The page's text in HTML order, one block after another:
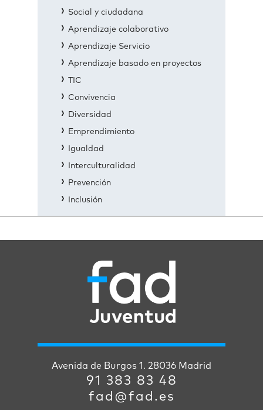
Social y ciudadana
Aprendizaje colaborativo
Aprendizaje Servicio
Aprendizaje basado en proyectos
TIC
Convivencia
Diversidad
Emprendimiento
Igualdad
Interculturalidad
Prevención
Inclusión
Avenida de Burgos 1. 28036 Madrid
91 383 83 48
fad@fad.es